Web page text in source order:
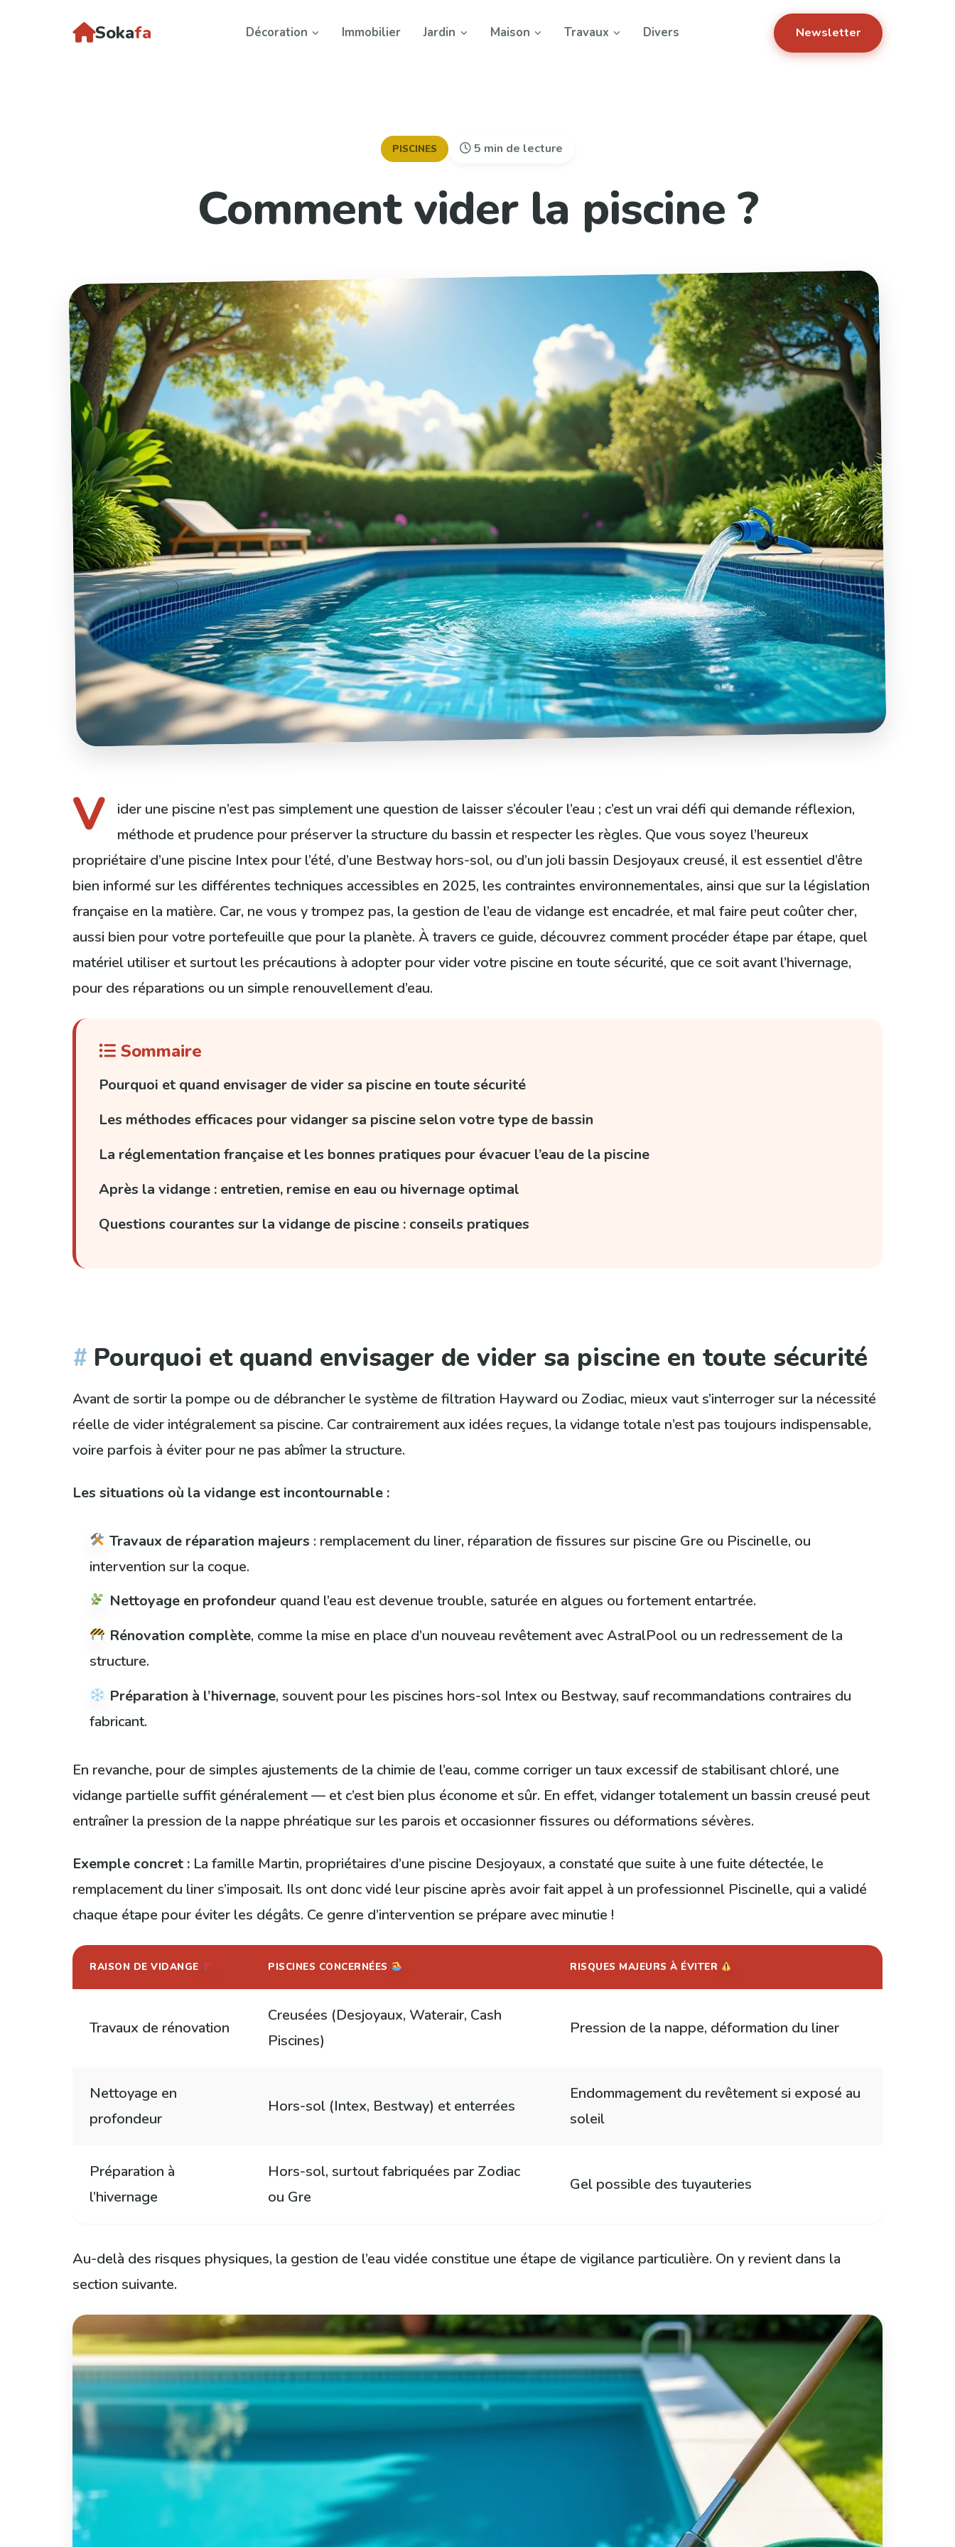
Sokafa Décoration Immobilier Jardin Maison Travaux Divers Newsletter
PISCINES 5 min de lecture
Comment vider la piscine ?
V
ider une piscine n’est pas simplement une question de laisser s’écouler l’eau ; c’est un vrai défi qui demande réflexion,
méthode et prudence pour préserver la structure du bassin et respecter les règles. Que vous soyez l’heureux
propriétaire d’une piscine Intex pour l’été, d’une Bestway hors-sol, ou d’un joli bassin Desjoyaux creusé, il est essentiel d’être
bien informé sur les différentes techniques accessibles en 2025, les contraintes environnementales, ainsi que sur la législation
française en la matière. Car, ne vous y trompez pas, la gestion de l’eau de vidange est encadrée, et mal faire peut coûter cher,
aussi bien pour votre portefeuille que pour la planète. À travers ce guide, découvrez comment procéder étape par étape, quel
matériel utiliser et surtout les précautions à adopter pour vider votre piscine en toute sécurité, que ce soit avant l’hivernage,
pour des réparations ou un simple renouvellement d’eau.
Sommaire
Pourquoi et quand envisager de vider sa piscine en toute sécurité
Les méthodes efficaces pour vidanger sa piscine selon votre type de bassin
La réglementation française et les bonnes pratiques pour évacuer l’eau de la piscine
Après la vidange : entretien, remise en eau ou hivernage optimal
Questions courantes sur la vidange de piscine : conseils pratiques
Pourquoi et quand envisager de vider sa piscine en toute sécurité
Avant de sortir la pompe ou de débrancher le système de filtration Hayward ou Zodiac, mieux vaut s’interroger sur la nécessité
réelle de vider intégralement sa piscine. Car contrairement aux idées reçues, la vidange totale n’est pas toujours indispensable,
voire parfois à éviter pour ne pas abîmer la structure.
Les situations où la vidange est incontournable :
Travaux de réparation majeurs : remplacement du liner, réparation de fissures sur piscine Gre ou Piscinelle, ou
intervention sur la coque.
Nettoyage en profondeurquand l’eau est devenue trouble, saturée en algues ou fortement entartrée.
Rénovation complète, comme la mise en place d’un nouveau revêtement avec AstralPool ou un redressement de la
structure.
Préparation à l’hivernage, souvent pour les piscines hors-sol Intex ou Bestway, sauf recommandations contraires du
fabricant.
En revanche, pour de simples ajustements de la chimie de l’eau, comme corriger un taux excessif de stabilisant chloré, une
vidange partielle suffit généralement — et c’est bien plus économe et sûr. En effet, vidanger totalement un bassin creusé peut
entraîner la pression de la nappe phréatique sur les parois et occasionner fissures ou déformations sévères.
Exemple concret : La famille Martin, propriétaires d’une piscine Desjoyaux, a constaté que suite à une fuite détectée, le
remplacement du liner s’imposait. Ils ont donc vidé leur piscine après avoir fait appel à un professionnel Piscinelle, qui a validé
chaque étape pour éviter les dégâts. Ce genre d’intervention se prépare avec minutie !
RAISON DE VIDANGE PISCINES CONCERNÉES RISQUES MAJEURS À ÉVITER
Travaux de rénovation
Creusées (Desjoyaux, Waterair, Cash
Piscines)
Pression de la nappe, déformation du liner
Nettoyage en
profondeur
Hors-sol (Intex, Bestway) et enterrées
Endommagement du revêtement si exposé au
soleil
Préparation à
l’hivernage
Hors-sol, surtout fabriquées par Zodiac
ou Gre
Gel possible des tuyauteries
Au-delà des risques physiques, la gestion de l’eau vidée constitue une étape de vigilance particulière. On y revient dans la
section suivante.